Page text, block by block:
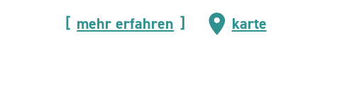
mehr erfahren karte